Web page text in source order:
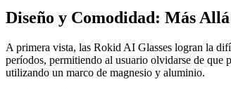
Diseño y Comodidad: Más
A primera vista, las Rokid AI Glasses logran la
períodos, permitiendo al usuario olvidarse de que
utilizando un marco de magnesio y aluminio.